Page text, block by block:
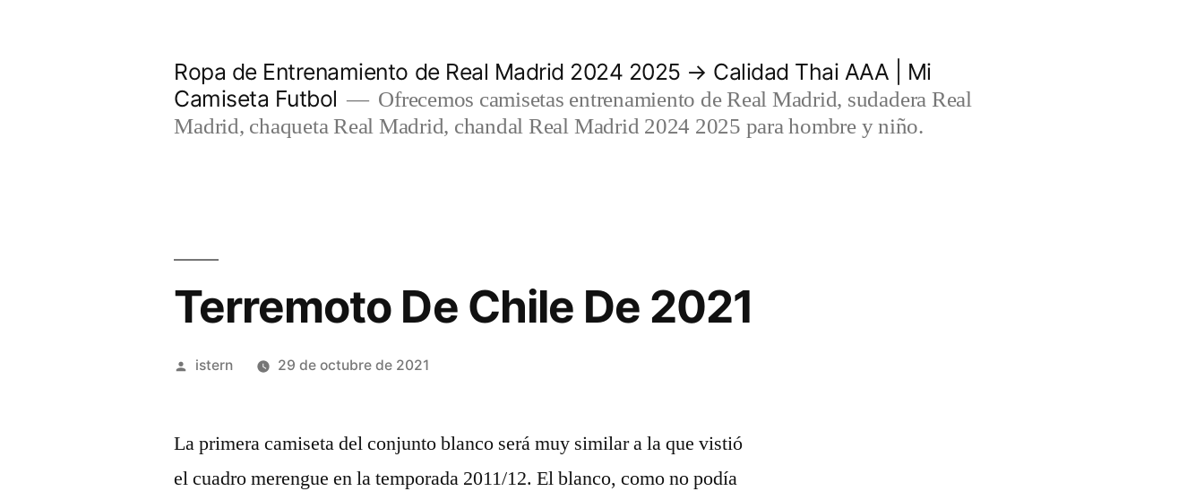
Ropa de Entrenamiento de Real Madrid 2024 2025 → Calidad Thai AAA | Mi
Camiseta Futbol
Ofrecemos camisetas entrenamiento de Real Madrid, sudadera Real
Madrid, chaqueta Real Madrid, chandal Real Madrid 2024 2025 para hombre y niño.
Terremoto De Chile De 2021
Publicado
istern 29 de octubre de 2021
La primera camiseta del conjunto blanco será muy similar a la que vistió
el cuadro merengue en la temporada 2011/12. El blanco, como no podía